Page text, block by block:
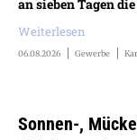
an sieben Tagen
Weiterlesen
06.08.2026 Gewerbe
Sonnen-,